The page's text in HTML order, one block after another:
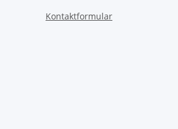
Kontaktformular